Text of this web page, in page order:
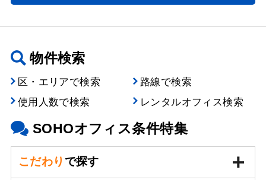
物件検索
区・エリアで検索
路線で検索
使用人数で検索
レンタルオフィス検索
SOHOオフィス条件特集
こだわり で探す